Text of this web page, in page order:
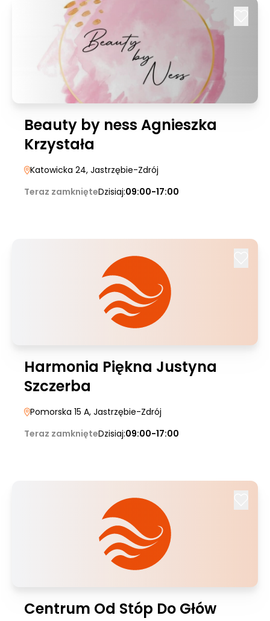
Beauty by ness Agnieszka
Krzystała
Katowicka 24, Jastrzębie-Zdrój
Teraz zamknięteDzisiaj:09:00-17:00
Harmonia Piękna Justyna
Szczerba
Pomorska 15 A, Jastrzębie-Zdrój
Teraz zamknięteDzisiaj:09:00-17:00
Centrum Od Stóp Do Głów